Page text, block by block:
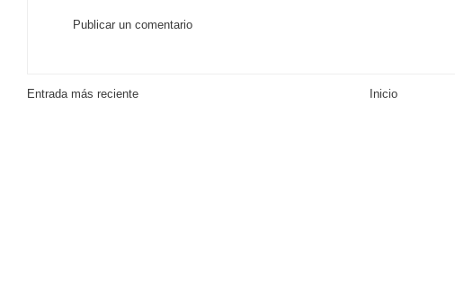
Publicar un comentario
Entrada más reciente Inicio